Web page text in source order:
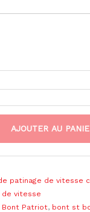
AJOUTER AU
patinage de vitesse
de vitesse
Bont Patriot, bont st